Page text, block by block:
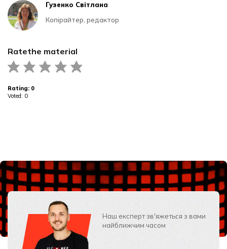
Ratethe material
Rating: 0
Voted: 0
Гузенко Світлана
Копірайтер, редактор
Наш експерт зв'яжеться з вами
найближчим часом